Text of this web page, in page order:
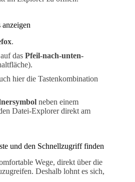
.
das Pfeil-nach-unten-
hier die Tastenkombination
neben einem
Datei-Explorer direkt am
und den Schnellzugriff finden
Wege, direkt über die
Deshalb lohnt es sich,